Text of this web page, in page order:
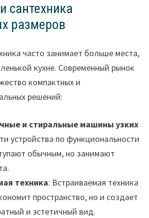
сантехника
размеров
часто занимает больше места,
кухне. Современный рынок
компактных и
решений:
и стиральные машины узких
устройства по функциональности
обычным, но занимают
техника: Встраиваемая техника
пространство, но и создает
и эстетичный вид.